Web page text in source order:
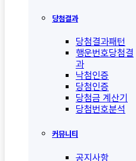
당첨결과
당첨결과패턴
행운번호당첨결
과
낙첨인증
당첨인증
당첨금 계산기
당첨번호분석
커뮤니티
공지사항